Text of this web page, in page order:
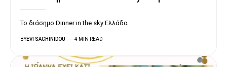
Το διάσημο Dinner in the sky Ελλάδα
BYEVI SACHINIDOU 4 MIN READ